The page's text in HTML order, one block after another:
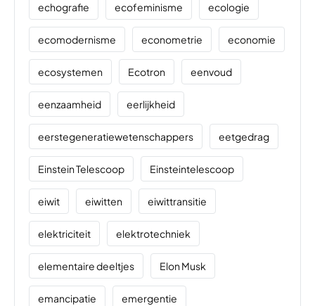
echografie ecofeminisme ecologie
ecomodernisme econometrie economie
ecosystemen Ecotron eenvoud
eenzaamheid eerlijkheid
eerstegeneratiewetenschappers eetgedrag
Einstein Telescoop Einsteintelescoop
eiwit eiwitten eiwittransitie
elektriciteit elektrotechniek
elementaire deeltjes Elon Musk
emancipatie emergentie